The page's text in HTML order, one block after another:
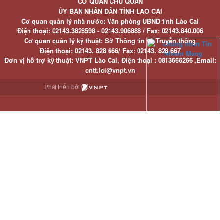
ỦY BAN NHÂN DÂN TỈNH LÀO CAI
Cơ quan quản lý nhà nước: Văn phòng UBND tỉnh Lào Cai
Điện thoại:02143.3828598 - 02143.906888 / Fax:02143.840.006
Cơ quan quản lý kỹ thuật: Sở Thông tin và Truyền thông
Điện thoại:02143. 828 666/ Fax:02143. 828 667
Đơn vị hỗ trợ kỹ thuật: VNPT Lào Cai, Điện thoại : 0813666266 ,Email:
cntt.lci@vnpt.vn
Phát triển bởi